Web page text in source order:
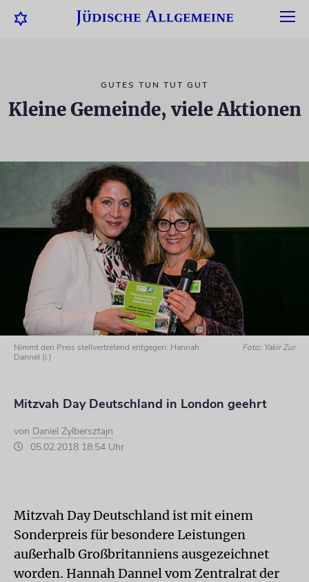
GUTES TUN TUT GUT
Kleine Gemeinde, viele Aktionen
Nimmt den Preis stellvertretend entgegen: Hannah
Dannel (l.)
Foto: Yakir Zur
Mitzvah Day Deutschland in London geehrt
von Daniel Zylbersztajn
05.02.2018 18:54 Uhr
Mitzvah Day Deutschland ist mit einem
Sonderpreis für besondere Leistungen
außerhalb Großbritanniens ausgezeichnet
worden. Hannah Dannel vom Zentralrat der